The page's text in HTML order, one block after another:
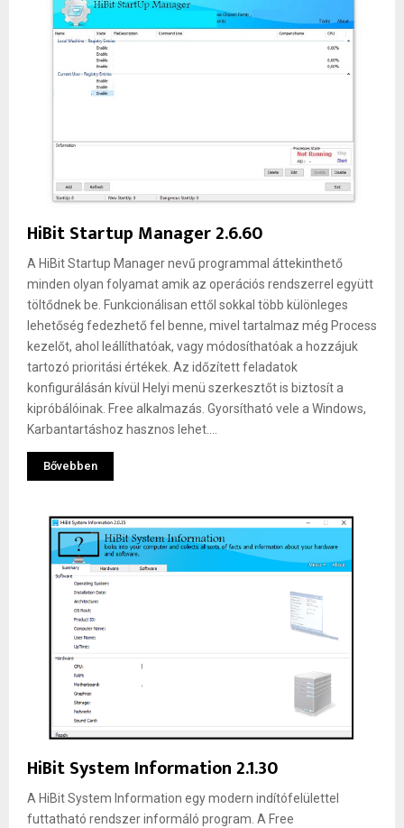
HiBit Startup Manager 2.6.60
A HiBit Startup Manager nevű programmal áttekinthető
minden olyan folyamat amik az operációs rendszerrel együtt
töltődnek be. Funkcionálisan ettől sokkal több különleges
lehetőség fedezhető fel benne, mivel tartalmaz még Process
kezelőt, ahol leállíthatóak, vagy módosíthatóak a hozzájuk
tartozó prioritási értékek. Az időzített feladatok
konfigurálásán kívül Helyi menü szerkesztőt is biztosít a
kipróbálóinak. Free alkalmazás. Gyorsítható vele a Windows,
Karbantartáshoz hasznos lehet....
Bővebben
HiBit System Information 2.1.30
A HiBit System Information egy modern indítófelülettel
futtatható rendszer informáló program. A Free